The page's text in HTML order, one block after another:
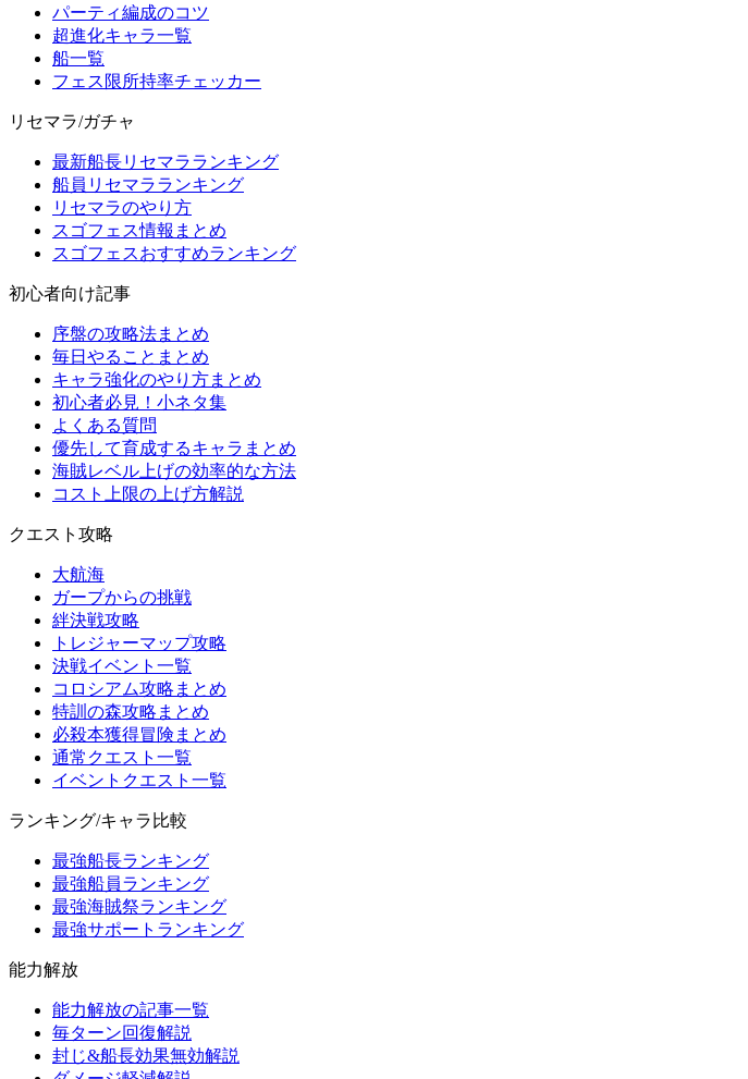
パーティ編成のコツ
超進化キャラ一覧
船一覧
フェス限所持率チェッカー
リセマラ/ガチャ
最新船長リセマラランキング
船員リセマラランキング
リセマラのやり方
スゴフェス情報まとめ
スゴフェスおすすめランキング
初心者向け記事
序盤の攻略法まとめ
毎日やることまとめ
キャラ強化のやり方まとめ
初心者必見！小ネタ集
よくある質問
優先して育成するキャラまとめ
海賊レベル上げの効率的な方法
コスト上限の上げ方解説
クエスト攻略
大航海
ガープからの挑戦
絆決戦攻略
トレジャーマップ攻略
決戦イベント一覧
コロシアム攻略まとめ
特訓の森攻略まとめ
必殺本獲得冒険まとめ
通常クエスト一覧
イベントクエスト一覧
ランキング/キャラ比較
最強船長ランキング
最強船員ランキング
最強海賊祭ランキング
最強サポートランキング
能力解放
能力解放の記事一覧
毎ターン回復解説
封じ&船長効果無効解説